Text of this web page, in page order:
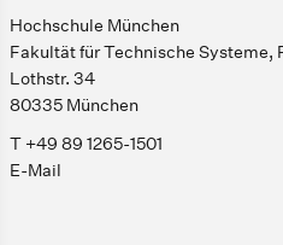
Hochschule München
Fakultät für Technische Systeme,
Lothstr. 34
80335 München
T +49 89 1265-1501
E-Mail